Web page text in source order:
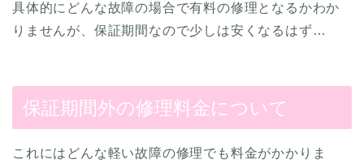
具体的にどんな故障の場合で有料の修理となるかわか
りませんが、保証期間なので少しは安くなるはず…
保証期間外の修理料金について
これにはどんな軽い故障の修理でも料金がかかりま